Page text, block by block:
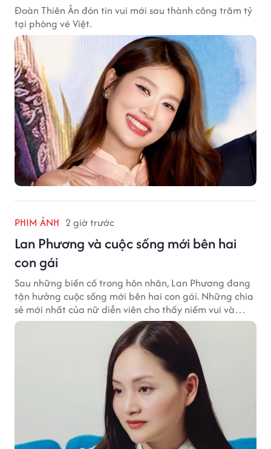
Đoàn Thiên Ân đón tin vui mới sau thành công trăm tỷ
tại phòng vé Việt.
PHIM ẢNH 2 giờ trước
Lan Phương và cuộc sống mới bên hai
con gái
Sau những biến cố trong hôn nhân, Lan Phương đang
tận hưởng cuộc sống mới bên hai con gái. Những chia
sẻ mới nhất của nữ diễn viên cho thấy niềm vui và
hạnh phúc hiện tại đến từ những điều bình dị mỗi